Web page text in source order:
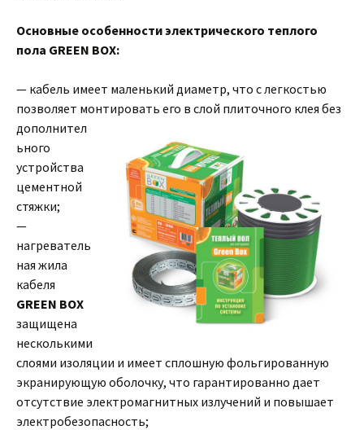
Основные особенности электрического теплого
пола GREEN BOX:
— кабель имеет маленький диаметр, что с легкостью
позволяет монтировать его в слой плиточного клея без
дополнител
ьного
устройства
цементной
стяжки;
—
нагреватель
ная жила
кабеля
GREEN BOX
защищена
несколькими
слоями изоляции и имеет сплошную фольгированную
экранирующую оболочку, что гарантированно дает
отсутствие электромагнитных излучений и повышает
электробезопасность;